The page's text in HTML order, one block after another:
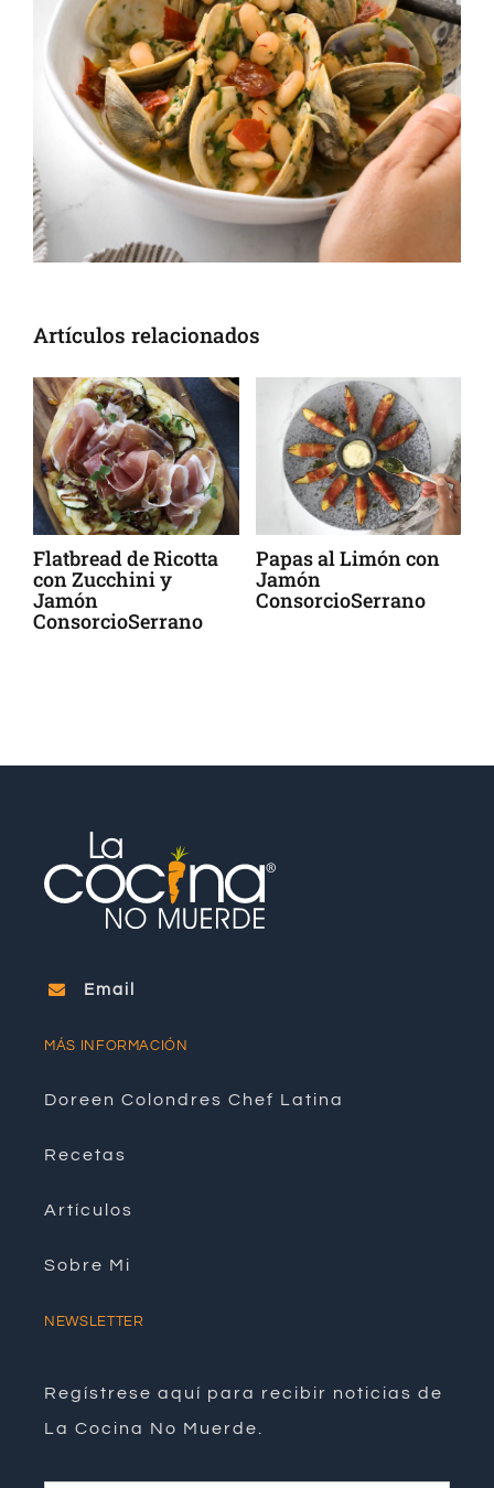
Artículos relacionados
Flatbread de Ricotta
con Zucchini y
Jamón
ConsorcioSerrano
Papas al Limón con
Jamón
ConsorcioSerrano
Email
MÁS INFORMACIÓN
Doreen Colondres Chef Latina
Recetas
Artículos
Sobre Mi
NEWSLETTER
Regístrese aquí para recibir noticias de
La Cocina No Muerde.